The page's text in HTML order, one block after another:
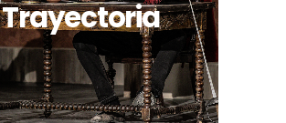
Trayectoria